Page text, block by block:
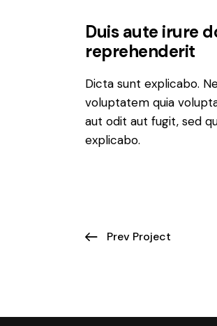
Duis aute irure
reprehenderit
Dicta sunt explicabo.
voluptatem quia
aut odit aut fugit, sed
explicabo.
Prev Project